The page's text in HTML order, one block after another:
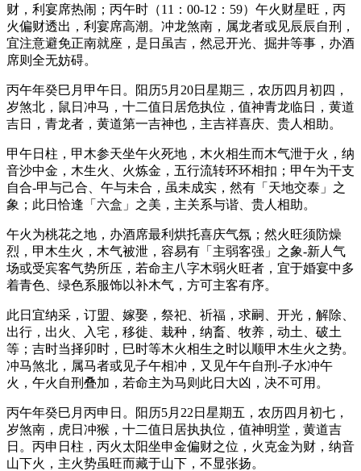
财，利宴席热闹；丙午时（11：00-12：59）午火财星旺，丙
火偏财透出，利宴席高潮。冲龙煞南，属龙者或见辰辰自刑，
宜注意避免正南就座，是日虽吉，然忌开光、掘井等事，办酒
席则全无妨碍。
丙午年癸巳月甲午日。阳历5月20日星期三，农历四月初四，
岁煞北，鼠日冲马，十二值日居危执位，值神青龙临日，黄道
吉日，青龙者，黄道第一吉神也，主吉祥喜庆、贵人相助。
甲午日柱，甲木参天坐午火死地，木火相生而木气泄于火，纳
音沙中金，木生火、火炼金，五行流转环环相扣；甲午为干支
自合-甲与己合、午与未合，虽未成实，然有「天地交泰」之
象；此日恰逢「六盒」之美，主关系与谐、贵人相助。
午火为桃花之地，办酒席最利烘托喜庆气氛；然火旺须防燥
烈，甲木生火，木气被泄，容易有「主弱客强」之象-新人气
场或受宾客气势所压，若命主八字木弱火旺者，宜于婚宴中多
着青色、绿色系服饰以补木气，方可主客有序。
此日宜纳采，订盟、嫁娶，祭祀、祈福，求嗣、开光，解除、
出行，出火、入宅，移徙、栽种，纳畜、牧养，动土、破土
等；吉时当择卯时，巳时等木火相生之时以顺甲木生火之势。
冲马煞北，属马者或见子午相冲，又见午午自刑-子水冲午
火，午火自刑叠加，若命主为马则此日大凶，决不可用。
丙午年癸巳月丙申日。阳历5月22日星期五，农历四月初七，
岁煞南，虎日冲猴，十二值日居执执位，值神明堂，黄道吉
日。丙申日柱，丙火太阳坐申金偏财之位，火克金为财，纳音
山下火，主火势虽旺而藏于山下，不显张扬。